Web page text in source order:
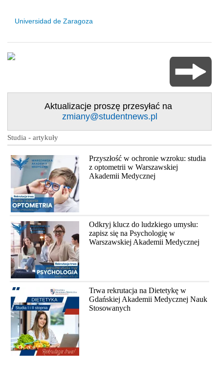
Universidad de Zaragoza
Aktualizacje proszę przesyłać na
zmiany@studentnews.pl
Studia - artykuły
Przyszłość w ochronie wzroku: studia
z optometrii w Warszawskiej
Akademii Medycznej
Odkryj klucz do ludzkiego umysłu:
zapisz się na Psychologię w
Warszawskiej Akademii Medycznej
Trwa rekrutacja na Dietetykę w
Gdańskiej Akademii Medycznej Nauk
Stosowanych